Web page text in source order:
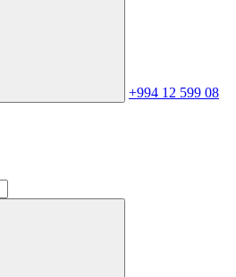
+994 12 599 08